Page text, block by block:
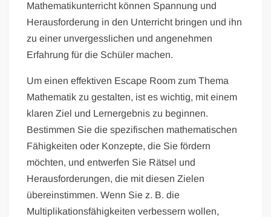
Mathematikunterricht können Spannung und
Herausforderung in den Unterricht bringen und ihn
zu einer unvergesslichen und angenehmen
Erfahrung für die Schüler machen.
Um einen effektiven Escape Room zum Thema
Mathematik zu gestalten, ist es wichtig, mit einem
klaren Ziel und Lernergebnis zu beginnen.
Bestimmen Sie die spezifischen mathematischen
Fähigkeiten oder Konzepte, die Sie fördern
möchten, und entwerfen Sie Rätsel und
Herausforderungen, die mit diesen Zielen
übereinstimmen. Wenn Sie z. B. die
Multiplikationsfähigkeiten verbessern wollen,